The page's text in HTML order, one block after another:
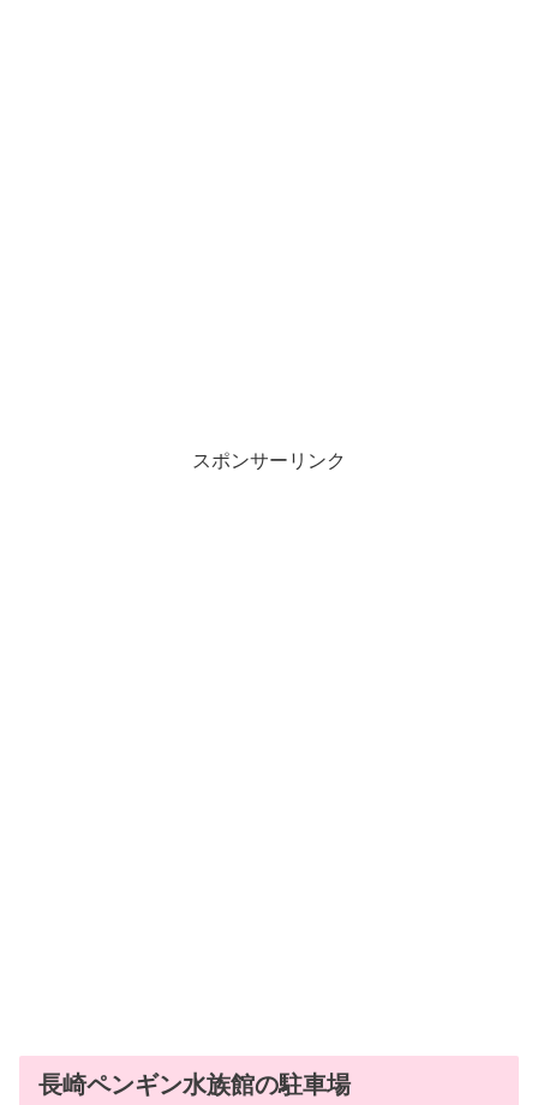
スポンサーリンク
長崎ペンギン水族館の駐車場